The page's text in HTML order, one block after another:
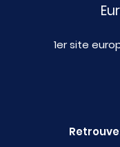
1er site